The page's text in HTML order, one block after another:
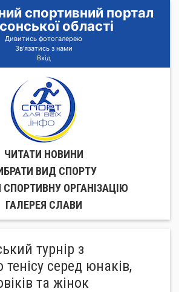
спортивний портал
області
Дивитись фотогалерею
Зв'язатись з нами
Вхід
ЧИТАТИ НОВИНИ
ВИД СПОРТУ
СПОРТИВНУ ОРГАНIЗАЦIЮ
ГАЛЕРЕЯ СЛАВИ
турнір з
тенісу серед юнаків,
та жінок